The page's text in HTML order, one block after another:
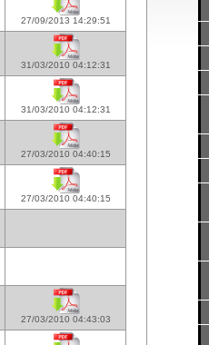
27/09/2013 14:29:51
31/03/2010 04:12:31
31/03/2010 04:12:31
27/03/2010 04:40:15
27/03/2010 04:40:15
27/03/2010 04:43:03